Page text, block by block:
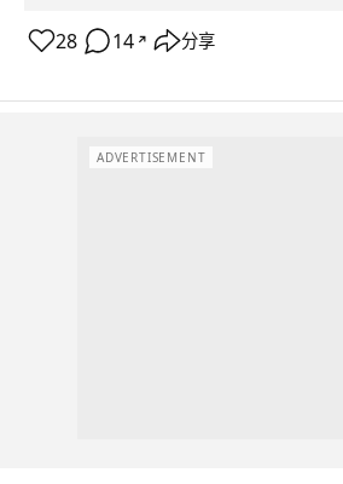
28 14 ↗ 分享
ADVERTISEMENT